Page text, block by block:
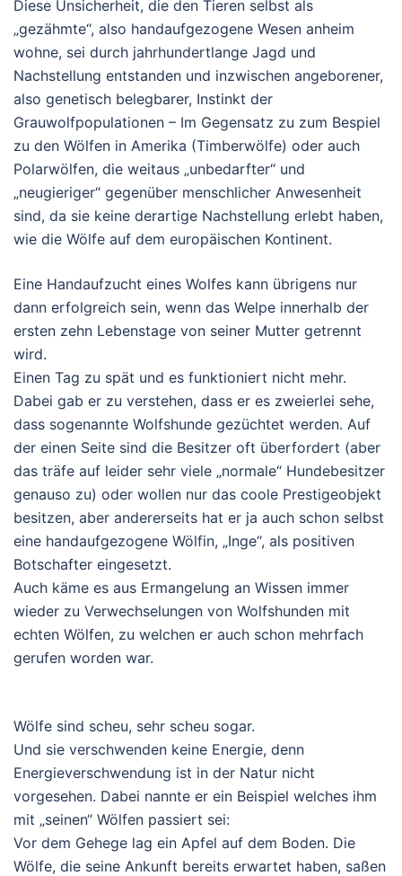
Diese Unsicherheit, die den Tieren selbst als
„gezähmte“, also handaufgezogene Wesen anheim
wohne, sei durch jahrhundertlange Jagd und
Nachstellung entstanden und inzwischen angeborener,
also genetisch belegbarer, Instinkt der
Grauwolfpopulationen – Im Gegensatz zu zum Bespiel
zu den Wölfen in Amerika (Timberwölfe) oder auch
Polarwölfen, die weitaus „unbedarfter“ und
„neugieriger“ gegenüber menschlicher Anwesenheit
sind, da sie keine derartige Nachstellung erlebt haben,
wie die Wölfe auf dem europäischen Kontinent.
Eine Handaufzucht eines Wolfes kann übrigens nur
dann erfolgreich sein, wenn das Welpe innerhalb der
ersten zehn Lebenstage von seiner Mutter getrennt
wird.
Einen Tag zu spät und es funktioniert nicht mehr.
Dabei gab er zu verstehen, dass er es zweierlei sehe,
dass sogenannte Wolfshunde gezüchtet werden. Auf
der einen Seite sind die Besitzer oft überfordert (aber
das träfe auf leider sehr viele „normale“ Hundebesitzer
genauso zu) oder wollen nur das coole Prestigeobjekt
besitzen, aber andererseits hat er ja auch schon selbst
eine handaufgezogene Wölfin, „Inge“, als positiven
Botschafter eingesetzt.
Auch käme es aus Ermangelung an Wissen immer
wieder zu Verwechselungen von Wolfshunden mit
echten Wölfen, zu welchen er auch schon mehrfach
gerufen worden war.
Wölfe sind scheu, sehr scheu sogar.
Und sie verschwenden keine Energie, denn
Energieverschwendung ist in der Natur nicht
vorgesehen. Dabei nannte er ein Beispiel welches ihm
mit „seinen“ Wölfen passiert sei:
Vor dem Gehege lag ein Apfel auf dem Boden. Die
Wölfe, die seine Ankunft bereits erwartet haben, saßen